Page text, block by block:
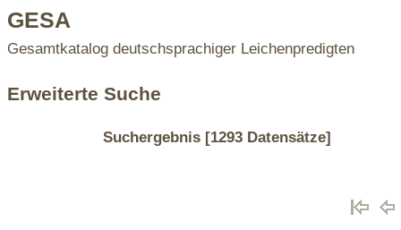
GESA
Gesamtkatalog deutschsprachiger Leichenpredigten
Erweiterte Suche
Suchergebnis[1293 Datensätze]